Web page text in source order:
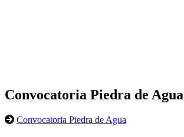
Convocatoria Piedra de Agua
Convocatoria Piedra de Agua